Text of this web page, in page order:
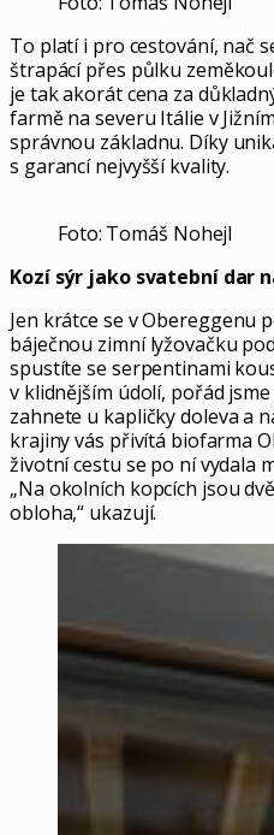
To platí i pro cestování, nač
štrapácí přes půlku
je tak akorát cena za
farmě na severu Itálie v
správnou základnu. Díky
s garancí nejvyšší kvality.
Foto: Tomáš Nohejl
Kozí sýr jako svatební dar
Jen krátce se v Obereggenu
báječnou zimní lyžovačku
spustíte se serpentinami
v klidnějším údolí, pořád
zahnete u kapličky doleva a
krajiny vás přivítá biofarma
životní cestu se po ní vydala
„Na okolních kopcích jsou
obloha,“ ukazují.